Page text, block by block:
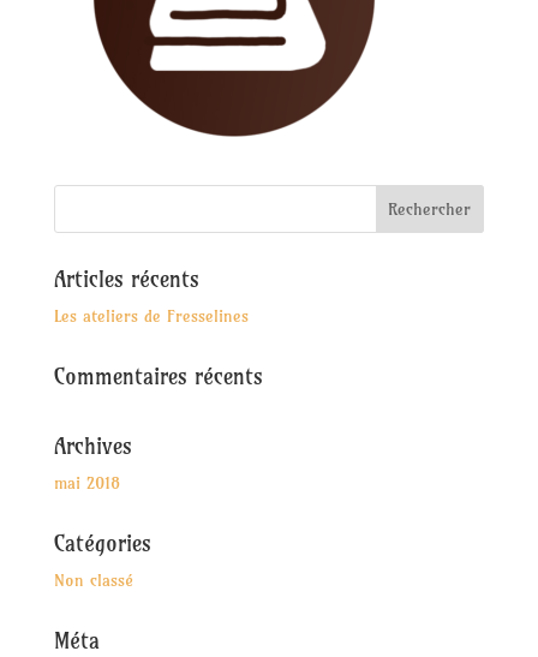
Articles récents
Les ateliers de Fresselines
Commentaires récents
Archives
mai 2018
Catégories
Non classé
Méta